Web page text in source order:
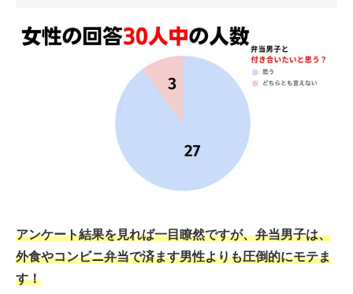
アンケート結果を見れば一目瞭然ですが、弁当男子は、
外食やコンビニ弁当で済ます男性よりも圧倒的にモテま
す！